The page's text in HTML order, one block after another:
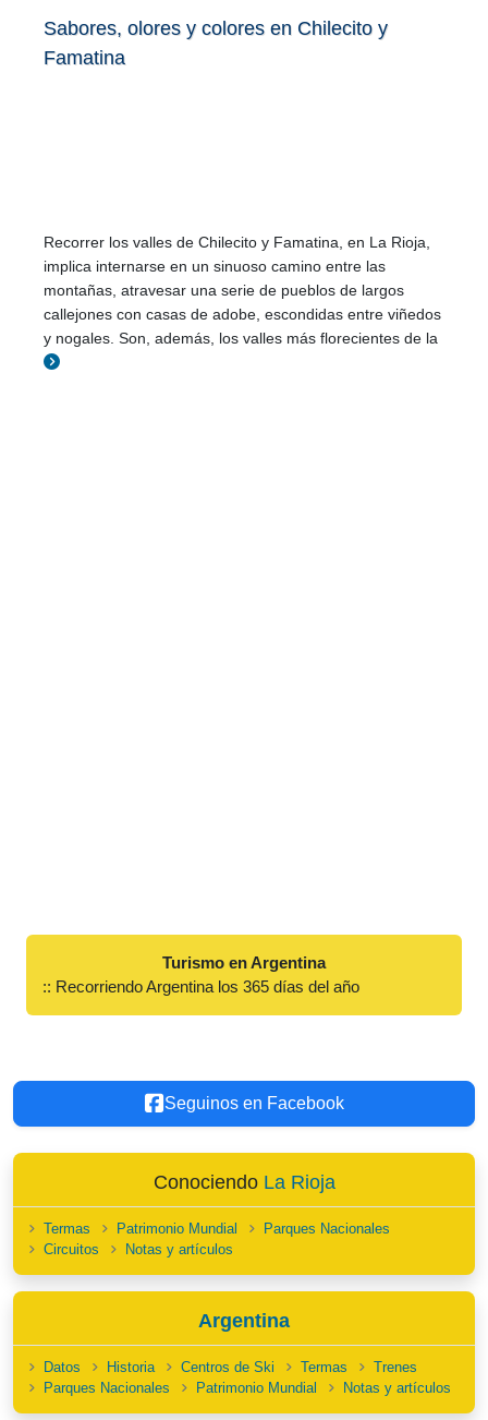
Sabores, olores y colores en Chilecito y
Famatina
Recorrer los valles de Chilecito y Famatina, en La Rioja,
implica internarse en un sinuoso camino entre las
montañas, atravesar una serie de pueblos de largos
callejones con casas de adobe, escondidas entre viñedos
y nogales. Son, además, los valles más florecientes de la
Turismo en Argentina
:: Recorriendo Argentina los 365 días del año
Seguinos en Facebook
Conociendo La Rioja
Termas Patrimonio Mundial
Parques Nacionales
Circuitos
Notas y artículos
Argentina
Datos Historia Centros de Ski Termas
Trenes
Parques Nacionales
Patrimonio Mundial Notas y artículos